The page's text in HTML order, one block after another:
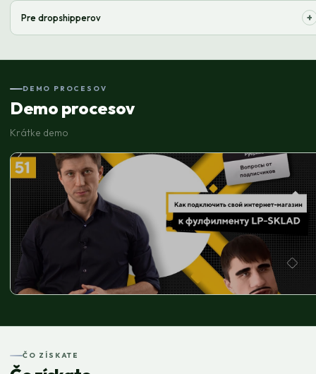
personálu. Škáľujte sa ľahko!
Pre dropshipperov +
dostávali tovar rýchlo a kvalitne. Minimalizujte riziká!
DEMO PROCESOV
Demo procesov
Krátke demo
ČO ZÍSKATE